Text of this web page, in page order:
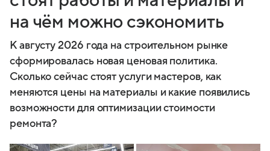
на чём можно сэкономить
К августу 2026 года на строительном рынке
сформировалась новая ценовая политика.
Сколько сейчас стоят услуги мастеров, как
меняются цены на материалы и какие появились
возможности для оптимизации стоимости
ремонта?